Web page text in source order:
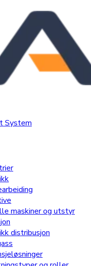
System
maskiner og utstyr
distribusjon